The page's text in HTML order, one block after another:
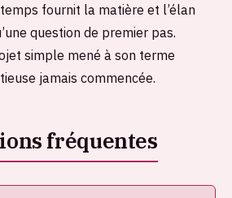
fournit la matière et l’élan
question de premier pas.
simple mené à son terme
jamais commencée.